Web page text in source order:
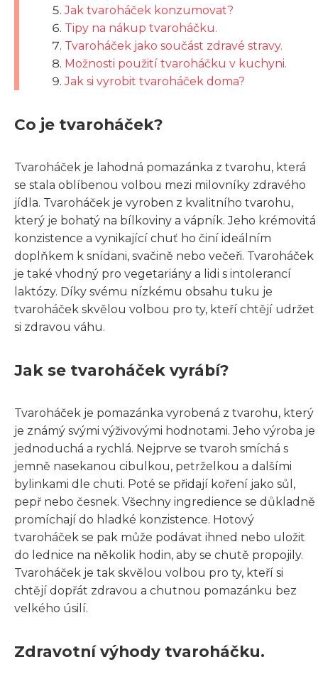
Jak tvaroháček konzumovat?
Tipy na nákup tvaroháčku.
Tvaroháček jako součást zdravé stravy.
Možnosti použití tvaroháčku v kuchyni.
Jak si vyrobit tvaroháček doma?
Co je tvaroháček?
Tvaroháček je lahodná pomazánka z tvarohu, která
se stala oblíbenou volbou mezi milovníky zdravého
jídla. Tvaroháček je vyroben z kvalitního tvarohu,
který je bohatý na bílkoviny a vápník. Jeho krémovitá
konzistence a vynikající chuť ho činí ideálním
doplňkem k snídani, svačině nebo večeři. Tvaroháček
je také vhodný pro vegetariány a lidi s intolerancí
laktózy. Díky svému nízkému obsahu tuku je
tvaroháček skvělou volbou pro ty, kteří chtějí udržet
si zdravou váhu.
Jak se tvaroháček vyrábí?
Tvaroháček je pomazánka vyrobená z tvarohu, který
je známý svými výživovými hodnotami. Jeho výroba je
jednoduchá a rychlá. Nejprve se tvaroh smíchá s
jemně nasekanou cibulkou, petrželkou a dalšími
bylinkami dle chuti. Poté se přidají koření jako sůl,
pepř nebo česnek. Všechny ingredience se důkladně
promíchají do hladké konzistence. Hotový
tvaroháček se pak může podávat ihned nebo uložit
do lednice na několik hodin, aby se chutě propojily.
Tvaroháček je tak skvělou volbou pro ty, kteří si
chtějí dopřát zdravou a chutnou pomazánku bez
velkého úsilí.
Zdravotní výhody tvaroháčku.